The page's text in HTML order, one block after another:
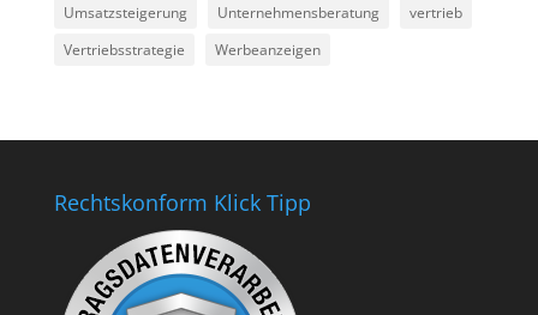
Umsatzsteigerung
Unternehmensberatung
vertrieb
Vertriebsstrategie
Werbeanzeigen
Rechtskonform Klick Tipp